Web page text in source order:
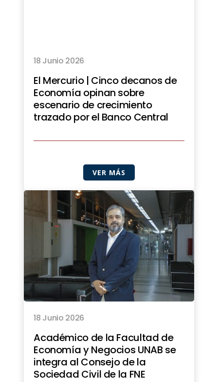
18 Junio 2026
El Mercurio | Cinco decanos de
Economía opinan sobre
escenario de crecimiento
trazado por el Banco Central
VER MÁS
18 Junio 2026
Académico de la Facultad de
Economía y Negocios UNAB se
integra al Consejo de la
Sociedad Civil de la FNE